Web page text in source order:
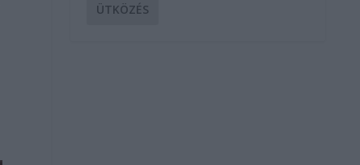
ÜTKÖZÉS